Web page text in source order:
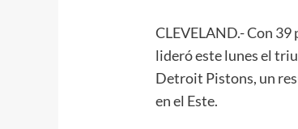
CLEVELAND.- Con
lideró este lunes el
Detroit Pistons, un
en el Este.